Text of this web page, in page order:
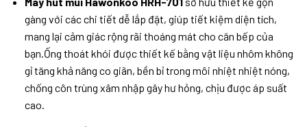
gàng với các chi tiết dễ lắp đặt, giúp tiết kiệm diện tích,
mang lại cảm giác rộng rãi thoáng mát cho căn bếp của
bạn.Ống thoát khói được thiết kế bằng vật liệu nhôm không
gỉ tăng khả năng co giãn, bền bỉ trong môi nhiệt nhiệt nóng,
chống côn trùng xâm nhập gây hư hỏng, chịu được áp suất
cao.